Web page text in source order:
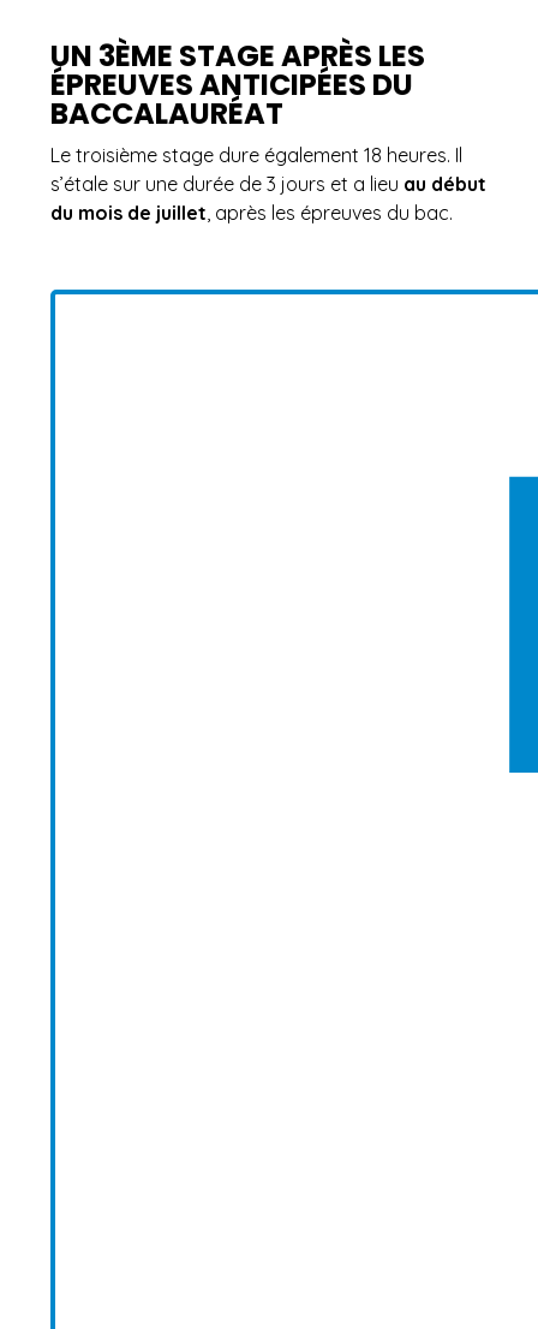
UN 3ÈME STAGE APRÈS LES
ÉPREUVES ANTICIPÉES DU
BACCALAURÉAT
Le troisième stage dure également 18 heures. Il
s’étale sur une durée de 3 jours et a lieu au début
du mois de juillet , après les épreuves du bac.